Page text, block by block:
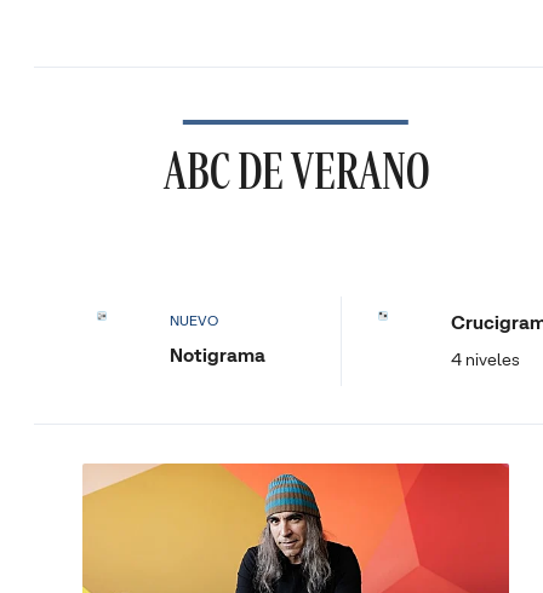
ABC DE VERANO
NUEVO
Notigrama 4 niveles